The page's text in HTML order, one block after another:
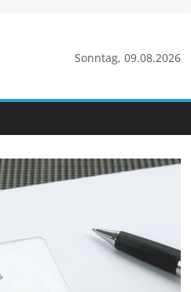
Sonntag, 09.08.2026